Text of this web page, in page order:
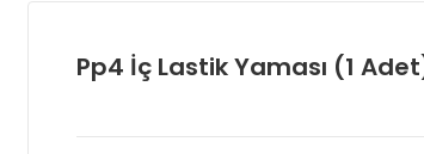
Pp4 İç Lastik Yaması (1